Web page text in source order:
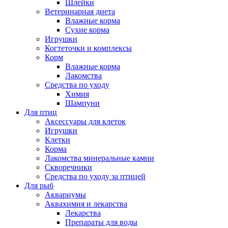
Шлейки
Ветеринарная диета
Влажные корма
Сухие корма
Игрушки
Когтеточки и комплексы
Корм
Влажные корма
Лакомства
Средства по уходу
Химия
Шампуни
Для птиц
Аксессуары для клеток
Игрушки
Клетки
Корма
Лакомства минеральные камни
Скворечники
Средства по уходу за птицей
Для рыб
Аквариумы
Аквахимия и лекарства
Лекарства
Препараты для воды